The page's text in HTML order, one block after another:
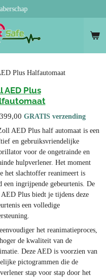
Plus Halfautomaat
AED Plus
GRATIS verzending
AED Plus half automaat is een
en gebruiksvriendelijke
voor de ongetrainde en
hulpverlener. Het moment
het slachtoffer reanimeert is
een ingrijpende gebeurtenis. De
Plus biedt je tijdens deze
een volledige
het reanimatieproces,
de kwaliteit van de
Deze AED is voorzien van
pictogrammen die de
stap voor stap door het